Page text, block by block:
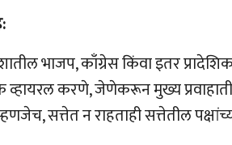
भाजप, काँग्रेस किंवा इतर
करणे, जेणेकरून मुख्य
सत्तेत न राहताही सत्तेतील